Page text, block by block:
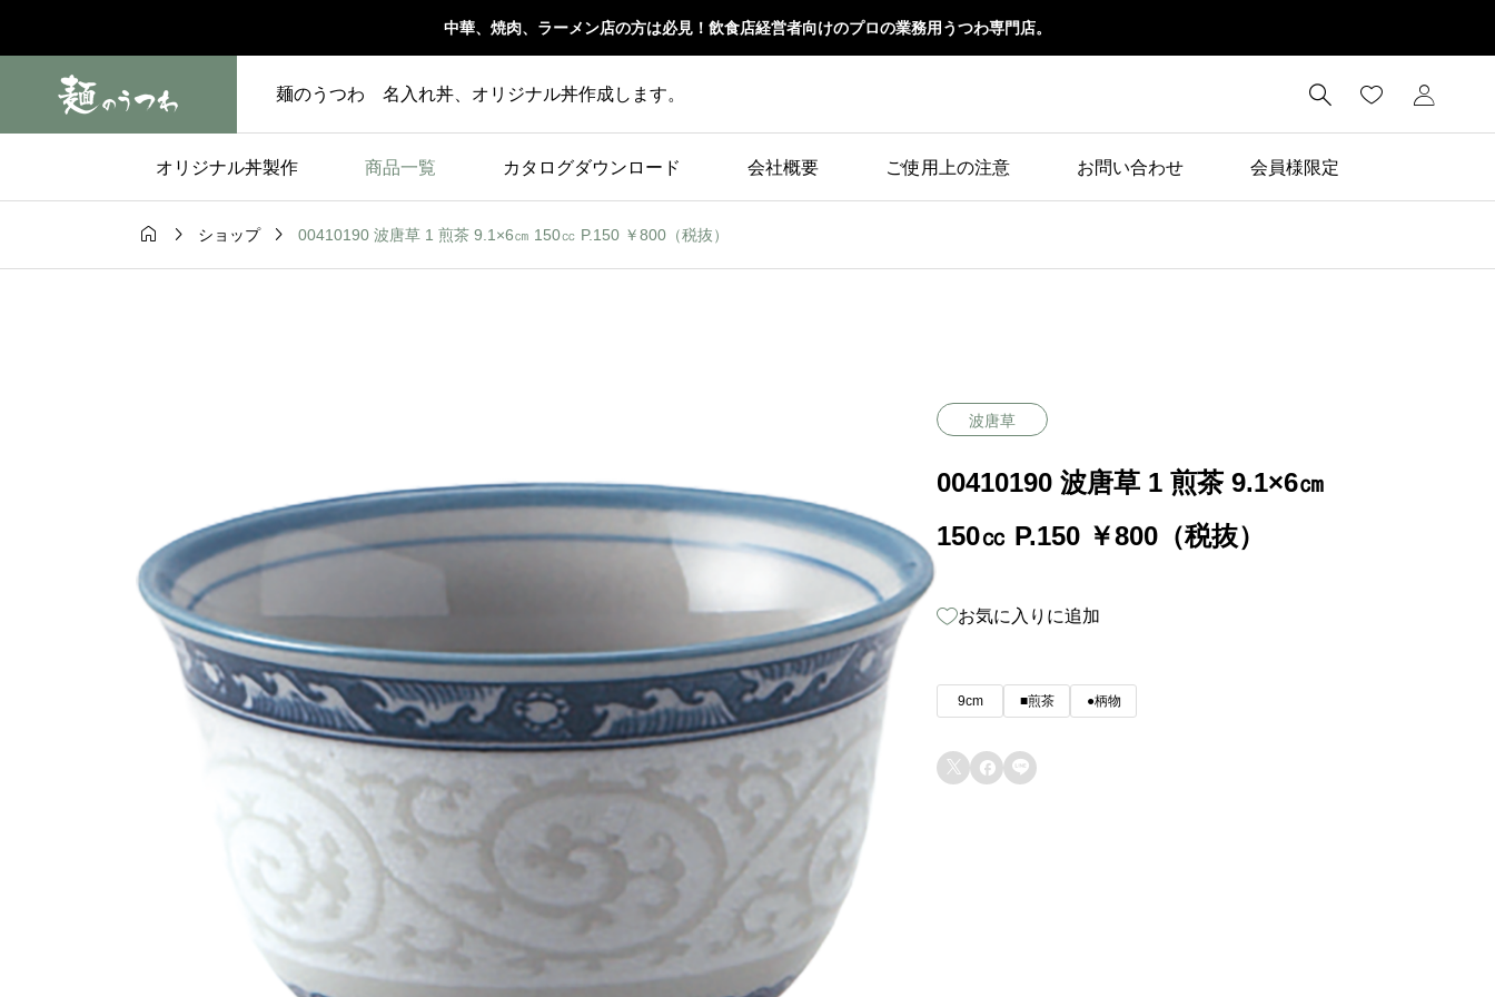
中華、焼肉、ラーメン店の方は必見！飲食店経営者向けのプロの業務用うつわ専門店。
麺のうつわ 名入れ丼、オリジナル丼作成します。 
オリジナル丼製作 商品一覧 カタログダウンロード 会社概要 ご使用上の注意 お問い合わせ 会員様限定
  ショップ  00410190 波唐草 1 煎茶 9.1×6㎝ 150㏄ P.150 ￥800（税抜）
波唐草
00410190 波唐草 1 煎茶 9.1×6㎝
150㏄ P.150 ￥800（税抜）
お気に入りに追加
9cm ■煎茶 ●柄物
  